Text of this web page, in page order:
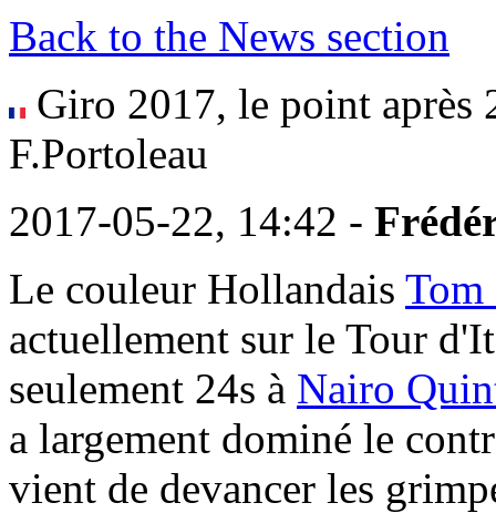
Back to the News section
Giro 2017, le point après
F.Portoleau
2017-05-22, 14:42 -
Le couleur Hollandais
actuellement sur le Tour
seulement 24s à Nairo
a largement dominé le
vient de devancer les